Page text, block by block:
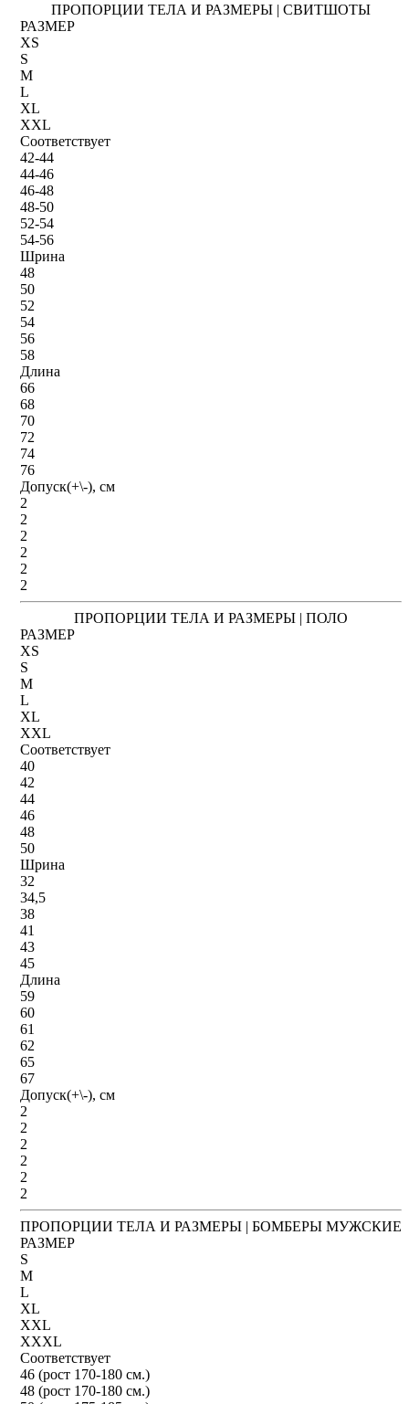
ПРОПОРЦИИ ТЕЛА И РАЗМЕРЫ | СВИТШОТЫ
РАЗМЕР
XS
S
M
L
XL
XXL
Соответствует
42-44
44-46
46-48
48-50
52-54
54-56
Шрина
48
50
52
54
56
58
Длина
66
68
70
72
74
76
Допуск(+\-), см
2
2
2
2
2
2
ПРОПОРЦИИ ТЕЛА И РАЗМЕРЫ | ПОЛО
РАЗМЕР
XS
S
M
L
XL
XXL
Соответствует
40
42
44
46
48
50
Шрина
32
34,5
38
41
43
45
Длина
59
60
61
62
65
67
Допуск(+\-), см
2
2
2
2
2
2
ПРОПОРЦИИ ТЕЛА И РАЗМЕРЫ | БОМБЕРЫ МУЖСКИЕ
РАЗМЕР
S
M
L
XL
XXL
XXXL
Соответствует
46 (рост 170-180 см.)
48 (рост 170-180 см.)